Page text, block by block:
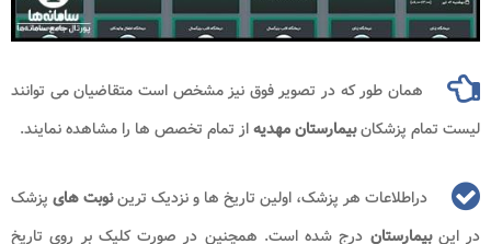
همان طور که در تصویر فوق نیز مشخص است متقاضیان می توانند
لیست تمام پزشکانبیمارستان مهدیهاز تمام تخصص ها را مشاهده نمایند.
دراطلاعات هر پزشک، اولین تاریخ ها و نزدیک تریننوبت های پزشک
در اینبیمارستان درج شده است. همچنین در صورت کلیک بر روی تاریخ